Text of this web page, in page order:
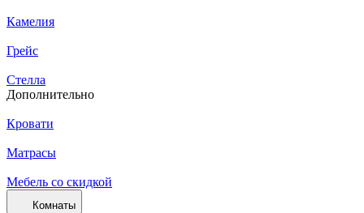
Камелия
Грейс
Стелла
Дополнительно
Кровати
Матрасы
Мебель со скидкой
Комнаты